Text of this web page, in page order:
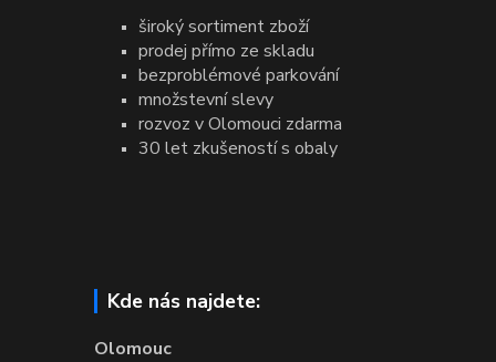
široký sortiment zboží
prodej přímo ze skladu
bezproblémové parkování
množstevní slevy
rozvoz v Olomouci zdarma
30 let zkušeností s obaly
Kde nás najdete:
Olomouc